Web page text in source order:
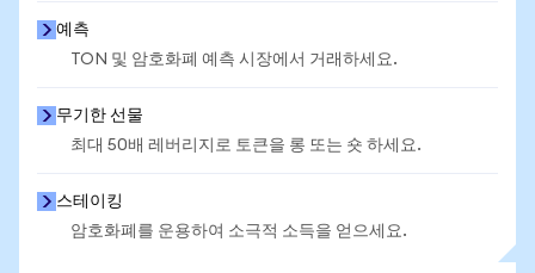
예측
TON 및 암호화폐 예측 시장에서 거래하세요.
무기한 선물
최대 50배 레버리지로 토큰을 롱 또는 숏 하세요.
스테이킹
암호화폐를 운용하여 소극적 소득을 얻으세요.